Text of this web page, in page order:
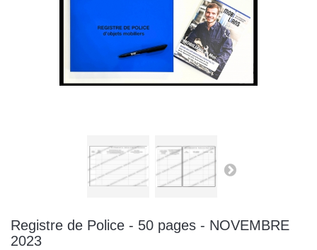
Registre de Police - 50 pages - NOVEMBRE
2023